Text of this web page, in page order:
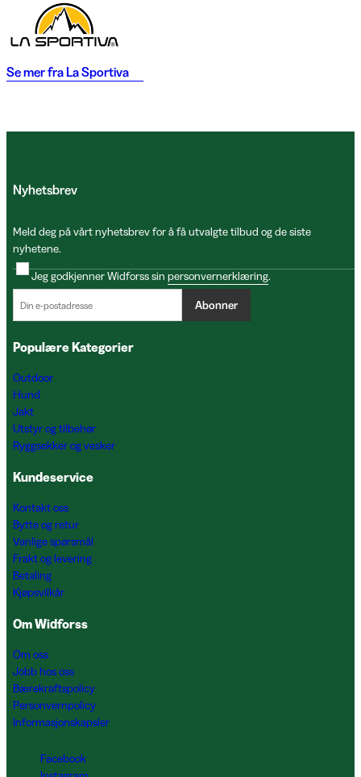
Se mer fra La Sportiva
Nyhetsbrev
Meld deg på vårt nyhetsbrev for å få utvalgte tilbud og de siste
nyhetene.
Jeg godkjenner Widforss sin personvernerklæring.
Abonner
Populære Kategorier
Outdoor
Hund
Jakt
Utstyr og tilbehør
Ryggsekker og vesker
Kundeservice
Kontakt oss
Bytte og retur
Vanlige spørsmål
Frakt og levering
Betaling
Kjøpsvilkår
Om Widforss
Om oss
Jobb hos oss
Bærekraftspolicy
Personvernpolicy
Informasjonskapsler
Facebook